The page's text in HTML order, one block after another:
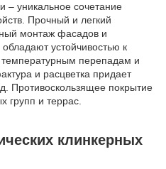
– уникальное сочетание
Прочный и легкий
монтаж фасадов и
устойчивостью к
перепадам и
и расцветка придает
Противоскользящее покрытие
групп и террас.
клинкерных